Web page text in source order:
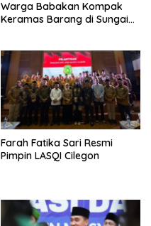
Warga Babakan Kompak
Keramas Barang di Sungai
Farah Fatika Sari Resmi
Pimpin LASQI Cilegon